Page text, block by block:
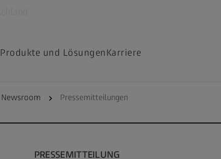
Produkte und LösungenKarriere
Newsroom Pressemitteilungen
PRESSEMITTEILUNG